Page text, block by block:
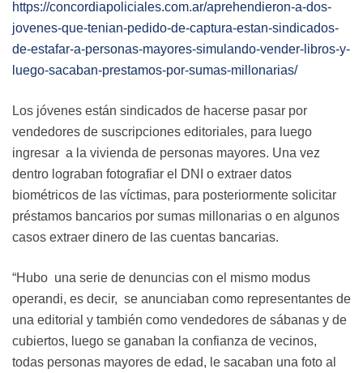
https://concordiapoliciales.com.ar/aprehendieron-a-dos-
jovenes-que-tenian-pedido-de-captura-estan-sindicados-
de-estafar-a-personas-mayores-simulando-vender-libros-y-
luego-sacaban-prestamos-por-sumas-millonarias/
Los jóvenes están sindicados de hacerse pasar por
vendedores de suscripciones editoriales, para luego
ingresar a la vivienda de personas mayores. Una vez
dentro lograban fotografiar el DNI o extraer datos
biométricos de las víctimas, para posteriormente solicitar
préstamos bancarios por sumas millonarias o en algunos
casos extraer dinero de las cuentas bancarias.
“Hubo una serie de denuncias con el mismo modus
operandi, es decir, se anunciaban como representantes de
una editorial y también como vendedores de sábanas y de
cubiertos, luego se ganaban la confianza de vecinos,
todas personas mayores de edad, le sacaban una foto al